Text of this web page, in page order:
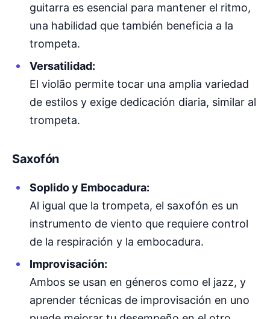
guitarra es esencial para mantener el ritmo,
una habilidad que también beneficia a la
trompeta.
Versatilidad:
El violão permite tocar una amplia variedad
de estilos y exige dedicación diaria, similar al
trompeta.
Saxofón
Soplido y Embocadura:
Al igual que la trompeta, el saxofón es un
instrumento de viento que requiere control
de la respiración y la embocadura.
Improvisación:
Ambos se usan en géneros como el jazz, y
aprender técnicas de improvisación en uno